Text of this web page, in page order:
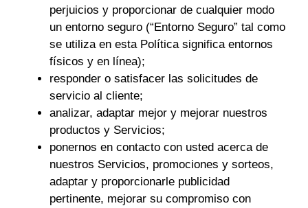
perjuicios y proporcionar de cualquier modo
un entorno seguro (“Entorno Seguro” tal como
se utiliza en esta Política significa entornos
físicos y en línea);
responder o satisfacer las solicitudes de
servicio al cliente;
analizar, adaptar mejor y mejorar nuestros
productos y Servicios;
ponernos en contacto con usted acerca de
nuestros Servicios, promociones y sorteos,
adaptar y proporcionarle publicidad
pertinente, mejorar su compromiso con